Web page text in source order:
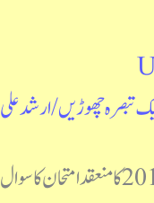
تبصرہ چھوڑیں/ارشد علی
نیٹ جے آر ایف اردو دسمبر2018